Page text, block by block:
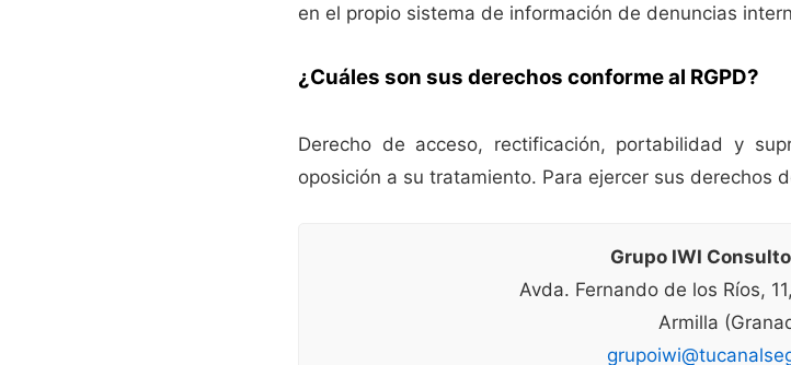
en el propio sistema de información de denuncias
¿Cuáles son sus derechos conforme al RGPD?
Derecho de acceso, rectificación, portabilidad y
oposición a su tratamiento. Para ejercer sus derechos
Grupo IWI
Avda. Fernando de los Ríos,
Armilla